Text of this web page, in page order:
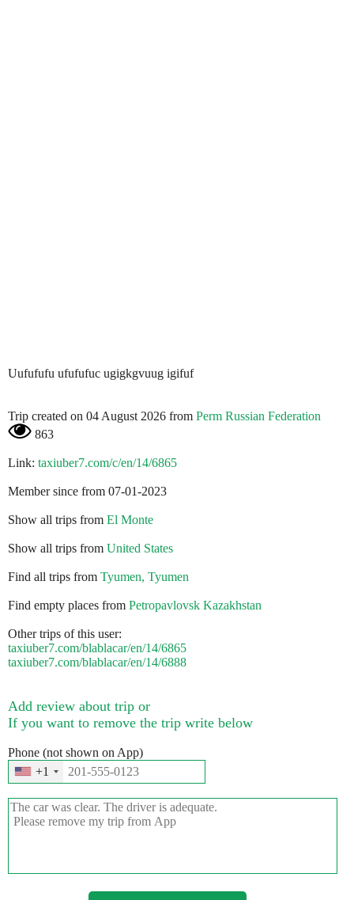
Uufufufu ufufufuc ugigkgvuug igifuf
Trip created on 04 August 2026 from Perm Russian Federation
863
Link: taxiuber7.com/c/en/14/6865
Member since from 07-01-2023
Show all trips from El Monte
Show all trips from United States
Find all trips from Tyumen, Tyumen
Find empty places from Petropavlovsk Kazakhstan
Other trips of this user:
taxiuber7.com/blablacar/en/14/6865
taxiuber7.com/blablacar/en/14/6888
Add review about trip or
If you want to remove the trip write below
Phone (not shown on App)
+1